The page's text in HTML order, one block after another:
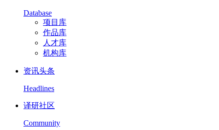
Database
项目库
作品库
人才库
机构库
资讯头条
Headlines
译研社区
Community